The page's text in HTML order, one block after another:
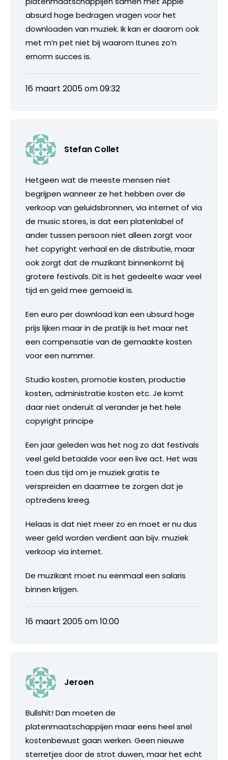
absurd hoge bedragen vragen voor het
downloaden van muziek. Ik kan er daarom ook
met m’n pet niet bij waarom Itunes zo’n
ernorm succes is.
16 maart 2005 om 09:32
Stefan Collet
Hetgeen wat de meeste mensen niet
begrijpen wanneer ze het hebben over de
verkoop van geluidsbronnen, via internet of via
de music stores, is dat een platenlabel of
ander tussen persoon niet alleen zorgt voor
het copyright verhaal en de distributie, maar
ook zorgt dat de muzikant binnenkomt bij
grotere festivals. Dit is het gedeelte waar veel
tijd en geld mee gemoeid is.
Een euro per download kan een ubsurd hoge
prijs lijken maar in de pratijk is het maar net
een compensatie van de gemaakte kosten
voor een nummer.
Studio kosten, promotie kosten, productie
kosten, administratie kosten etc. Je komt
daar niet onderuit al verander je het hele
copyright principe
Een jaar geleden was het nog zo dat festivals
veel geld betaalde voor een live act. Het was
toen dus tijd om je muziek gratis te
verspreiden en daarmee te zorgen dat je
optredens kreeg.
Helaas is dat niet meer zo en moet er nu dus
weer geld worden verdient aan bijv. muziek
verkoop via internet.
De muzikant moet nu eenmaal een salaris
binnen krijgen.
16 maart 2005 om 10:00
Jeroen
Bullshit! Dan moeten de
platenmaatschappijen maar eens heel snel
kostenbewust gaan werken. Geen nieuwe
sterretjes door de strot duwen, maar het echt